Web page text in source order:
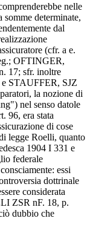
nelle
somme determinate,
dal
(cfr. a e.
OFTINGER,
17; sfr. inoltre
STAUFFER, SJZ
la nozione di
nel senso datole
96, era stata
di cose
legge Roelli, quanto
1904 I 331 e
federale
essi
dottrinale
considerata
ZSR nF. 18, p.
dubbio che